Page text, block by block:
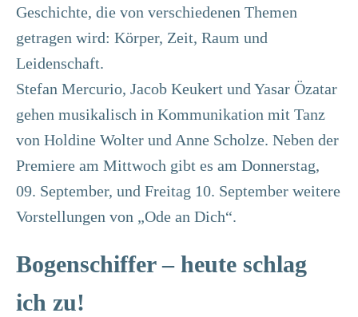
Geschichte, die von verschiedenen Themen
getragen wird: Körper, Zeit, Raum und
Leidenschaft.
Stefan Mercurio, Jacob Keukert und Yasar Özatar
gehen musikalisch in Kommunikation mit Tanz
von Holdine Wolter und Anne Scholze. Neben der
Premiere am Mittwoch gibt es am Donnerstag,
09. September, und Freitag 10. September weitere
Vorstellungen von „Ode an Dich“.
Bogenschiffer – heute schlag
ich zu!